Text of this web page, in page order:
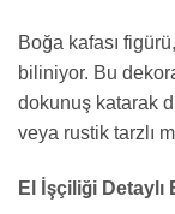
Boğa kafası
biliniyor. Bu
dokunuş katarak
veya rustik tarzlı
El İşçiliği Detaylı